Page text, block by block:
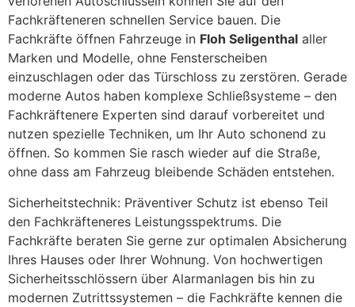
Fachkräfteneren schnellen Service bauen. Die
Fachkräfte öffnen Fahrzeuge in Floh Seligenthal aller
Marken und Modelle, ohne Fensterscheiben
einzuschlagen oder das Türschloss zu zerstören. Gerade
moderne Autos haben komplexe Schließsysteme – den
Fachkräftenere Experten sind darauf vorbereitet und
nutzen spezielle Techniken, um Ihr Auto schonend zu
öffnen. So kommen Sie rasch wieder auf die Straße,
ohne dass am Fahrzeug bleibende Schäden entstehen.
Sicherheitstechnik: Präventiver Schutz ist ebenso Teil
den Fachkräfteneres Leistungsspektrums. Die
Fachkräfte beraten Sie gerne zur optimalen Absicherung
Ihres Hauses oder Ihrer Wohnung. Von hochwertigen
Sicherheitsschlössern über Alarmanlagen bis hin zu
modernen Zutrittssystemen – die Fachkräfte kennen die